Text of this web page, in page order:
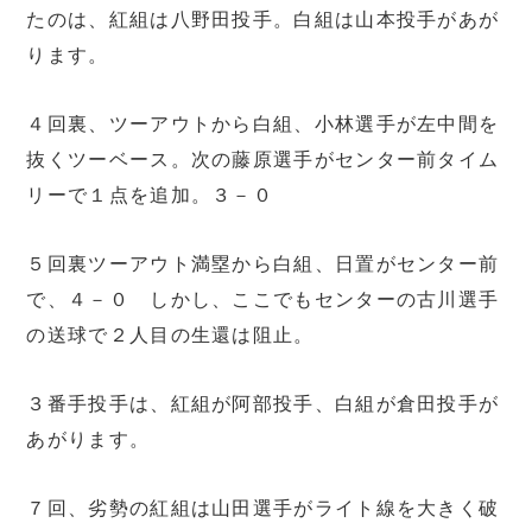
たのは、紅組は八野田投手。白組は山本投手があが
ります。
４回裏、ツーアウトから白組、小林選手が左中間を
抜くツーベース。次の藤原選手がセンター前タイム
リーで１点を追加。３－０
５回裏ツーアウト満塁から白組、日置がセンター前
で、４－０ しかし、ここでもセンターの古川選手
の送球で２人目の生還は阻止。
３番手投手は、紅組が阿部投手、白組が倉田投手が
あがります。
７回、劣勢の紅組は山田選手がライト線を大きく破